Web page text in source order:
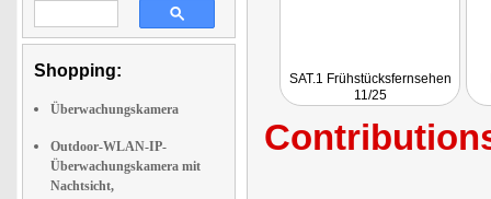
Shopping:
Überwachungskamera
Outdoor-WLAN-IP-
Überwachungskamera mit
Nachtsicht,
SAT.1 Frühstücksfernsehen
11/25